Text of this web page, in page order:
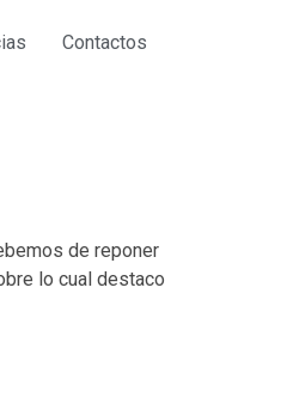
Contactos
de reponer
lo cual destaco